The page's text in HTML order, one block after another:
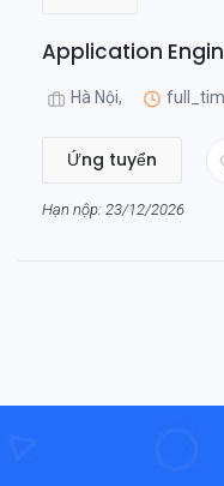
Application
Hà Nội,
Ứng tuyển
Hạn nộp: 23/12/2026